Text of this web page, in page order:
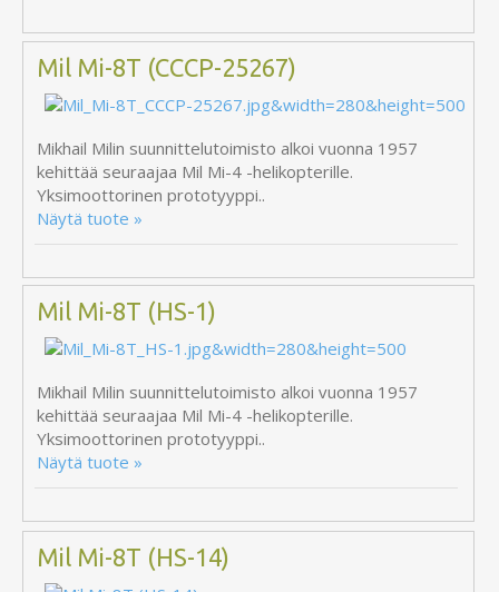
Mil Mi-8T (CCCP-25267)
Mikhail Milin suunnittelutoimisto alkoi vuonna 1957
kehittää seuraajaa Mil Mi-4 -helikopterille.
Yksimoottorinen prototyyppi..
Näytä tuote »
Mil Mi-8T (HS-1)
Mikhail Milin suunnittelutoimisto alkoi vuonna 1957
kehittää seuraajaa Mil Mi-4 -helikopterille.
Yksimoottorinen prototyyppi..
Näytä tuote »
Mil Mi-8T (HS-14)